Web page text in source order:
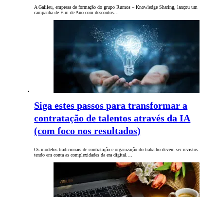
A Galileu, empresa de formação do grupo Rumos – Knowledge Sharing, lançou um
campanha de Fim de Ano com descontos…
Siga estes passos para transformar a
contratação de talentos através da IA
(com foco nos resultados)
Os modelos tradicionais de contratação e organização do trabalho devem ser revistos
tendo em conta as complexidades da era digital.…